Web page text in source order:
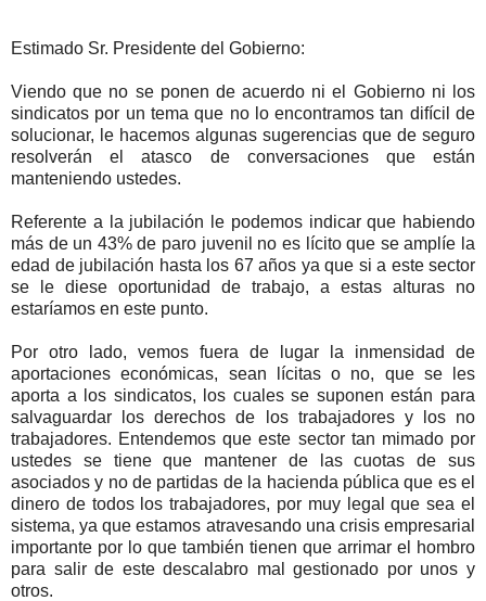
Estimado Sr. Presidente del Gobierno:
Viendo que no se ponen de acuerdo ni el Gobierno ni los
sindicatos por un tema que no lo encontramos tan difícil de
solucionar, le hacemos algunas sugerencias que de seguro
resolverán el atasco de conversaciones que están
manteniendo ustedes.
Referente a la jubilación le podemos indicar que habiendo
más de un 43% de paro juvenil no es lícito que se amplíe la
edad de jubilación hasta los 67 años ya que si a este sector
se le diese oportunidad de trabajo, a estas alturas no
estaríamos en este punto.
Por otro lado, vemos fuera de lugar la inmensidad de
aportaciones económicas, sean lícitas o no, que se les
aporta a los sindicatos, los cuales se suponen están para
salvaguardar los derechos de los trabajadores y los no
trabajadores. Entendemos que este sector tan mimado por
ustedes se tiene que mantener de las cuotas de sus
asociados y no de partidas de la hacienda pública que es el
dinero de todos los trabajadores, por muy legal que sea el
sistema, ya que estamos atravesando una crisis empresarial
importante por lo que también tienen que arrimar el hombro
para salir de este descalabro mal gestionado por unos y
otros.